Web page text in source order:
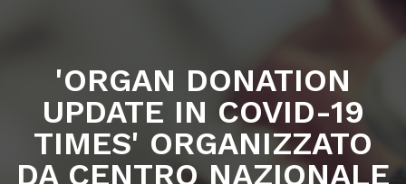
'ORGAN DONATION
UPDATE IN COVID-19
TIMES' ORGANIZZATO
DA CENTRO NAZIONALE